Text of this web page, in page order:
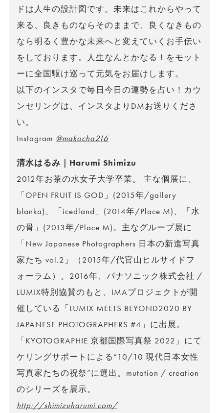
ドは人生の設計図です。未来はこれからやって
来る、良きものならそのままで、良くなきもの
なら明るく豊かな未来へと変えていくお手伝い
をしております。人生なんとかなる！をモット
ーに全国駆け巡って元気をお届けします。
以下のインスタで毎日今日の運勢を占い！カウ
ンセリングは、インスタよりDMお送りくださ
い。
Instagram @makocha216
清水はるみ｜Harumi Shimizu
2012年お茶の水女子大学卒業。 主な個展に、
「OPEN FRUIT IS GOD」(2015年/gallery
blanka)、「icedland」(2014年/Place M)、「水
の骨」(2013年/Place M)。主なグループ展に
「New Japanese Photographers 日本の新進写真
家たち vol.2」（2015年/代官山ヒルサイドフ
ォーラム）。2016年、パナソニック株式会社 /
LUMIX特別協賛のもと、IMAプロジェクトが開
催している「LUMIX MEETS BEYOND2020 BY
JAPANESE PHOTOGRAPHERS #4」に出展。
「KYOTOGRAPHIE 京都国際写真祭 2022」にて
ケリングサポートによる“10/10 現代日本女性
写真家たちの祝祭”に選出。mutation / creation
のシリーズを展示。
http://shimizuharumi.com/